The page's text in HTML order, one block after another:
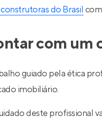
do Brasil
com
guiado pela ética
imobiliário.
deste